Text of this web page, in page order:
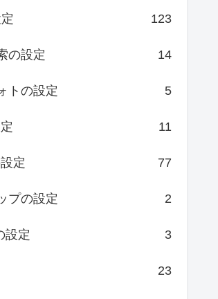
123
の設定 14
トの設定 5
11
定 77
プの設定 2
設定 3
23